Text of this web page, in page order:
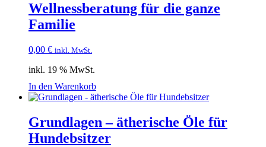
Wellnessberatung für die ganze
Familie
0,00 € inkl. MwSt.
inkl. 19 % MwSt.
In den Warenkorb
Grundlagen – ätherische Öle für
Hundebsitzer